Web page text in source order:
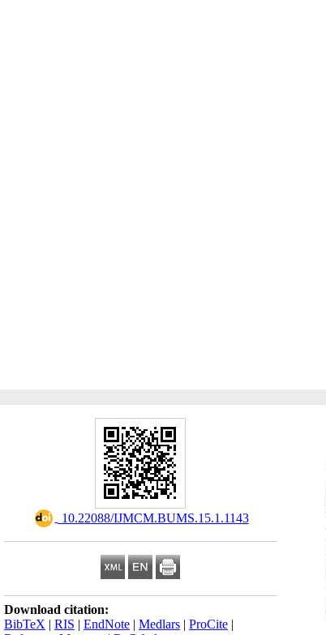
‎ 10.22088/IJMCM.BUMS.15.1.1143
Download citation:
BibTeX | RIS | EndNote | Medlars | ProCite |